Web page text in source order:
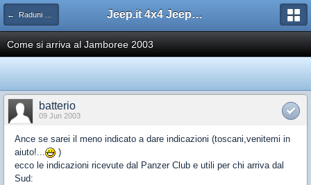
← Raduni 4x4 Jeep.it 4x4 Jeep Web Community
Come si arriva al Jamboree 2003
batterio
09 Jun 2003
Ance se sarei il meno indicato a dare indicazioni (toscani,venitemi in
aiuto!...
)
ecco le indicazioni ricevute dal Panzer Club e utili per chi arriva dal
Sud: